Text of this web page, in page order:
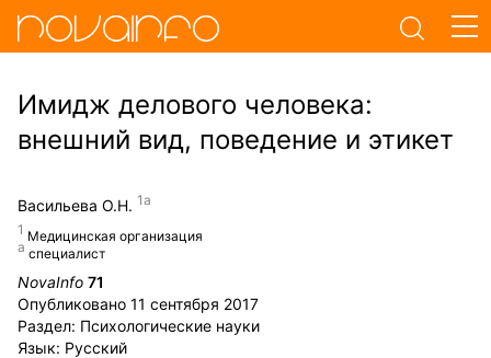
Имидж делового человека:
внешний вид, поведение и этикет
Васильева О.Н.
Медицинская организация
специалист
NovaInfo 71
Опубликовано 11 сентября 2017
Раздел: Психологические науки
Язык: Русский